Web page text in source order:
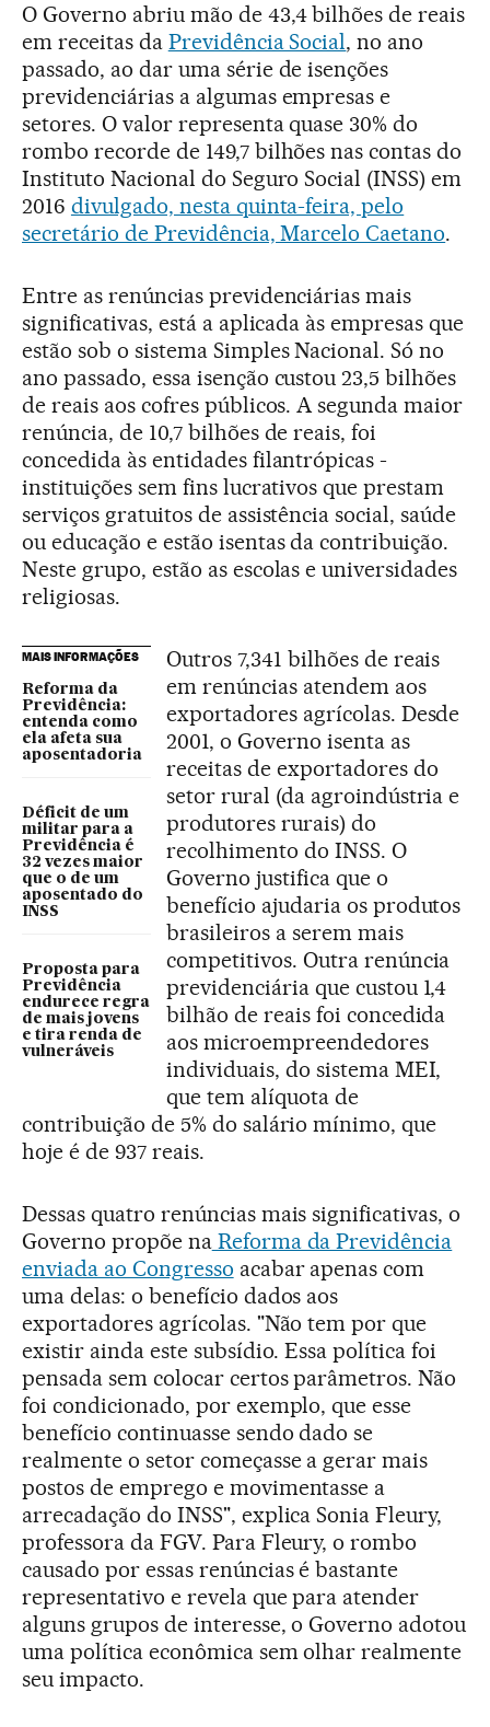
O Governo abriu mão de 43,4 bilhões de reais
em receitas da Previdência Social, no ano
passado, ao dar uma série de isenções
previdenciárias a algumas empresas e
setores. O valor representa quase 30% do
rombo recorde de 149,7 bilhões nas contas do
Instituto Nacional do Seguro Social (INSS) em
2016 divulgado, nesta quinta-feira, pelo
secretário de Previdência, Marcelo Caetano.
Entre as renúncias previdenciárias mais
significativas, está a aplicada às empresas que
estão sob o sistema Simples Nacional. Só no
ano passado, essa isenção custou 23,5 bilhões
de reais aos cofres públicos. A segunda maior
renúncia, de 10,7 bilhões de reais, foi
concedida às entidades filantrópicas -
instituições sem fins lucrativos que prestam
serviços gratuitos de assistência social, saúde
ou educação e estão isentas da contribuição.
Neste grupo, estão as escolas e universidades
religiosas.
MAIS INFORMAÇÕES
Reforma da
Previdência:
entenda como
ela afeta sua
aposentadoria
Déficit de um
militar para a
Previdência é
32 vezes maior
que o de um
aposentado do
INSS
Proposta para
Previdência
endurece regra
de mais jovens
e tira renda de
vulneráveis
Outros 7,341 bilhões de reais
em renúncias atendem aos
exportadores agrícolas. Desde
2001, o Governo isenta as
receitas de exportadores do
setor rural (da agroindústria e
produtores rurais) do
recolhimento do INSS. O
Governo justifica que o
benefício ajudaria os produtos
brasileiros a serem mais
competitivos. Outra renúncia
previdenciária que custou 1,4
bilhão de reais foi concedida
aos microempreendedores
individuais, do sistema MEI,
que tem alíquota de
contribuição de 5% do salário mínimo, que
hoje é de 937 reais.
Dessas quatro renúncias mais significativas, o
Governo propõe naReforma da Previdência
enviada ao Congresso acabar apenas com
uma delas: o benefício dados aos
exportadores agrícolas. "Não tem por que
existir ainda este subsídio. Essa política foi
pensada sem colocar certos parâmetros. Não
foi condicionado, por exemplo, que esse
benefício continuasse sendo dado se
realmente o setor começasse a gerar mais
postos de emprego e movimentasse a
arrecadação do INSS", explica Sonia Fleury,
professora da FGV. Para Fleury, o rombo
causado por essas renúncias é bastante
representativo e revela que para atender
alguns grupos de interesse, o Governo adotou
uma política econômica sem olhar realmente
seu impacto.